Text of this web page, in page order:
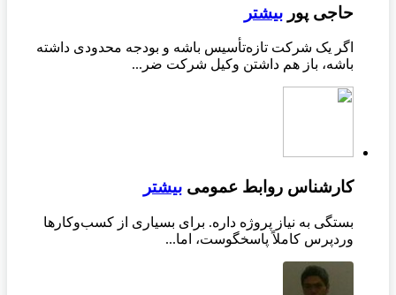
حاجی پور بیشتر
اگر یک شرکت تازه‌تأسیس باشه و بودجه محدودی داشته
باشه، باز هم داشتن وکیل شرکت ضر...
کارشناس روابط عمومی بیشتر
بستگی به نیاز پروژه داره. برای بسیاری از کسب‌وکارها
وردپرس کاملاً پاسخگوست، اما...